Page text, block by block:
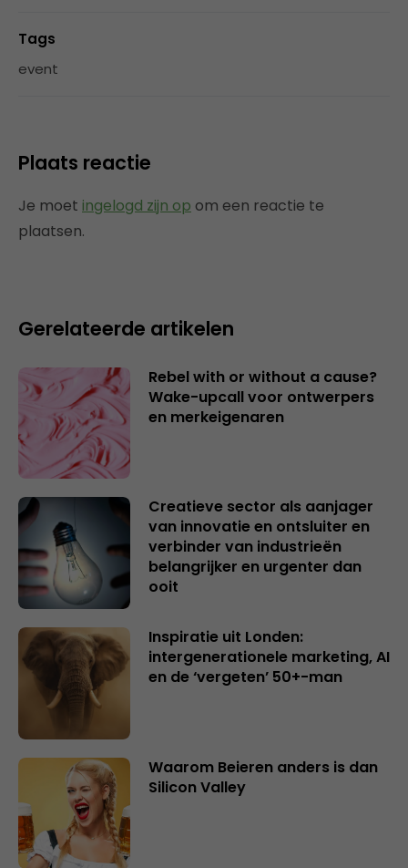
Tags
event
Plaats reactie
Je moet ingelogd zijn op om een reactie te
plaatsen.
Gerelateerde artikelen
Rebel with or without a cause?
Wake-upcall voor ontwerpers
en merkeigenaren
Creatieve sector als aanjager
van innovatie en ontsluiter en
verbinder van industrieën
belangrijker en urgenter dan
ooit
Inspiratie uit Londen:
intergenerationele marketing, AI
en de ‘vergeten’ 50+-man
Waarom Beieren anders is dan
Silicon Valley